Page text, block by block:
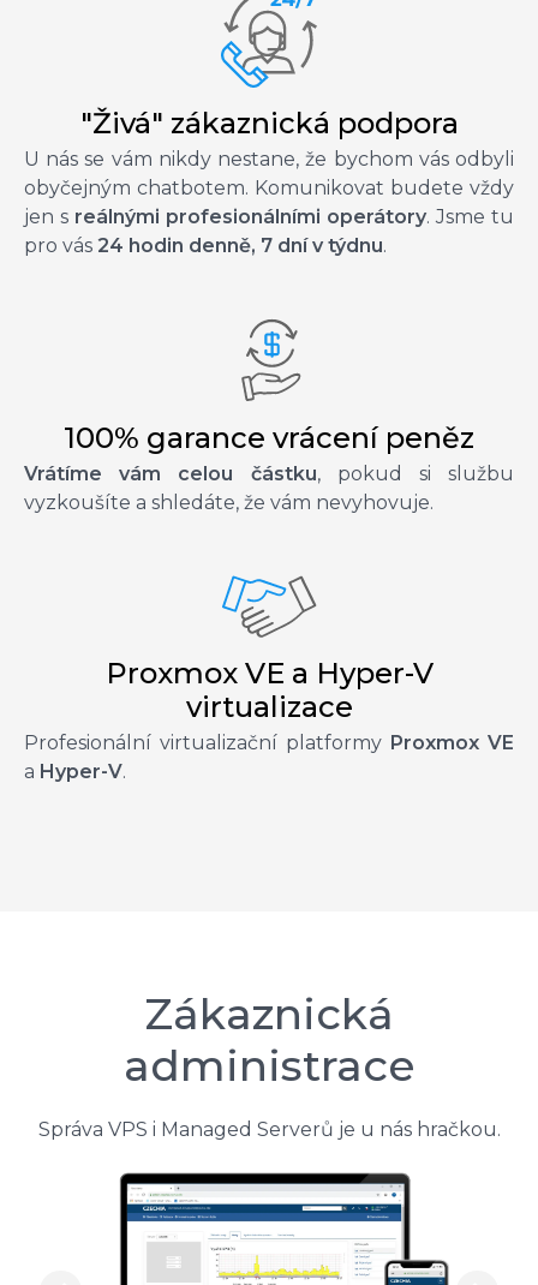
"Živá" zákaznická podpora
U nás se vám nikdy nestane, že bychom vás odbyli
obyčejným chatbotem. Komunikovat budete vždy
jen s reálnými profesionálními operátory. Jsme tu
pro vás 24 hodin denně, 7 dní v týdnu.
100% garance vrácení peněz
Vrátíme vám celou částku, pokud si službu
vyzkoušíte a shledáte, že vám nevyhovuje.
Proxmox VE a Hyper-V
virtualizace
Profesionální virtualizační platformy Proxmox VE
a Hyper-V.
Zákaznická
administrace
Správa VPS i Managed Serverů je u nás hračkou.